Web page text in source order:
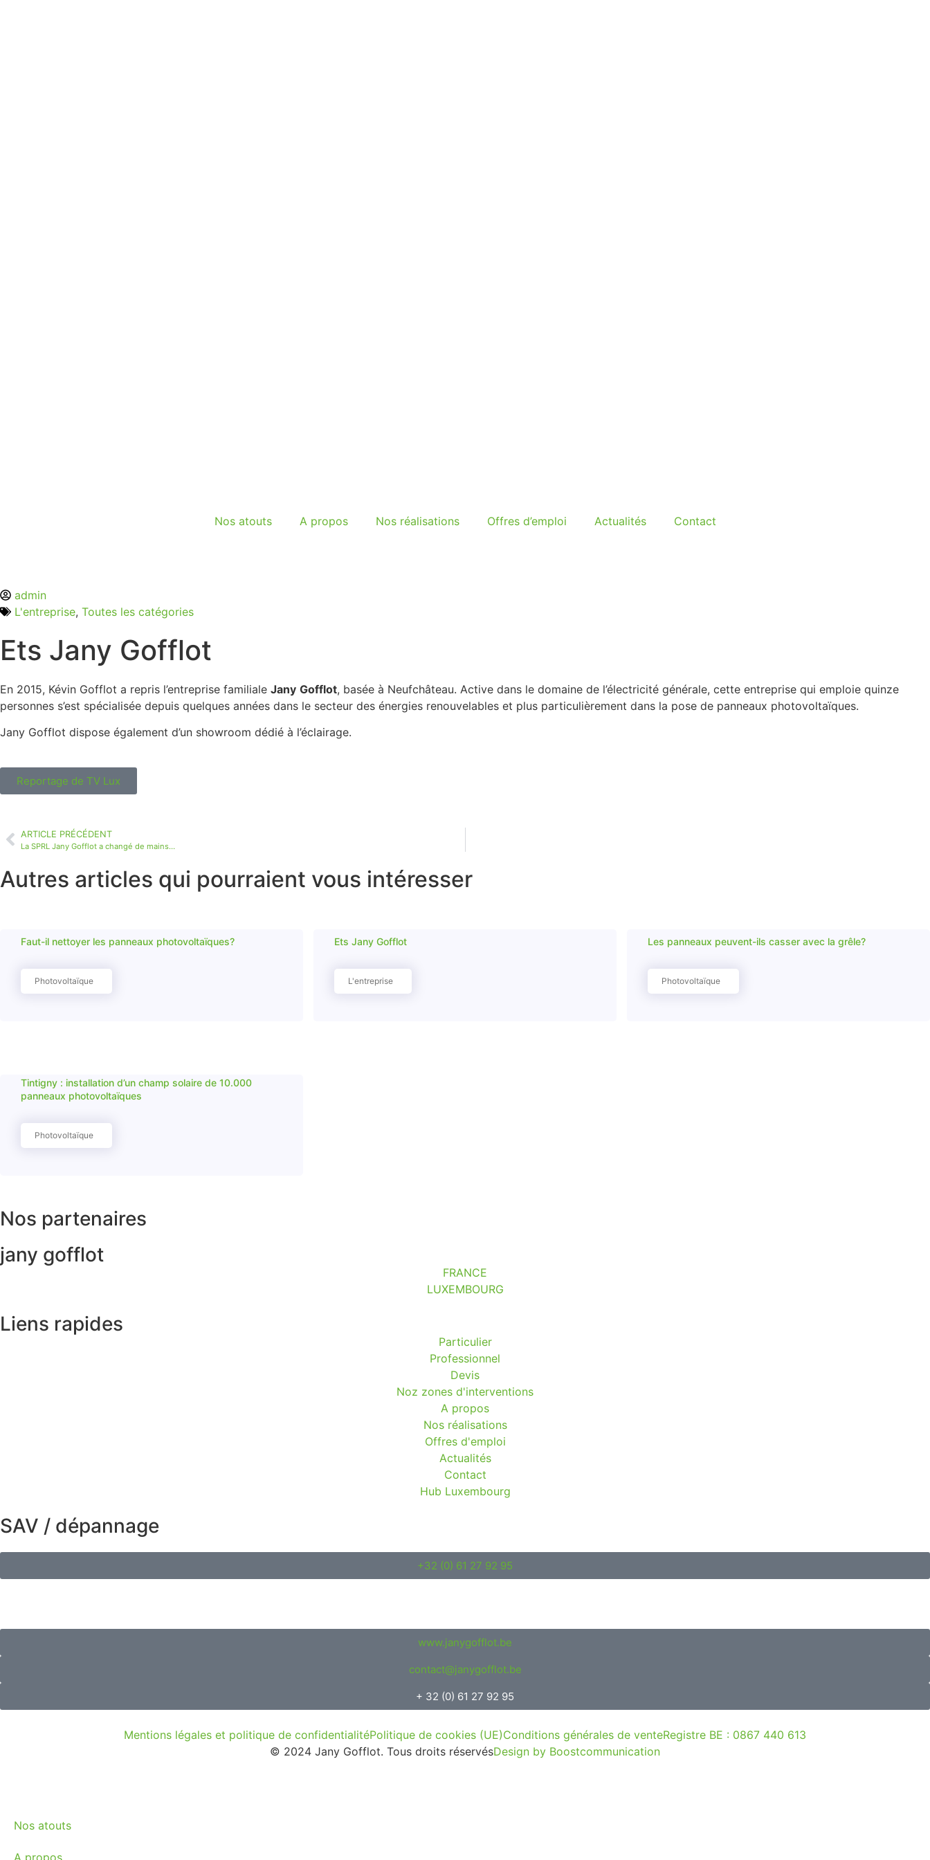
Nos atouts A propos Nos réalisations Offres d’emploi Actualités Contact
admin
L'entreprise, Toutes les catégories
Ets Jany Gofflot
En 2015, Kévin Gofflot a repris l’entreprise familiale Jany Gofflot, basée à Neufchâteau. Active dans le domaine de l’électricité générale, cette entreprise qui emploie quinze
personnes s’est spécialisée depuis quelques années dans le secteur des énergies renouvelables et plus particulièrement dans la pose de panneaux photovoltaïques.
Jany Gofflot dispose également d’un showroom dédié à l’éclairage.
Reportage de TV Lux
ARTICLE PRÉCÉDENT
La SPRL Jany Gofflot a changé de mains…
Autres articles qui pourraient vous intéresser
Faut-il nettoyer les panneaux photovoltaïques?
Photovoltaïque
Ets Jany Gofflot
L'entreprise
Les panneaux peuvent-ils casser avec la grêle?
Photovoltaïque
Tintigny : installation d’un champ solaire de 10.000
panneaux photovoltaïques
Photovoltaïque
Nos partenaires
jany gofflot
FRANCE
LUXEMBOURG
Liens rapides
Particulier
Professionnel
Devis
Noz zones d'interventions
A propos
Nos réalisations
Offres d'emploi
Actualités
Contact
Hub Luxembourg
SAV / dépannage
+32 (0) 61 27 92 95
www.janygofflot.be
contact@janygofflot.be
+ 32 (0) 61 27 92 95
Mentions légales et politique de confidentialitéPolitique de cookies (UE)Conditions générales de venteRegistre BE : 0867 440 613
© 2024 Jany Gofflot. Tous droits réservésDesign by Boostcommunication
Nos atouts
A propos